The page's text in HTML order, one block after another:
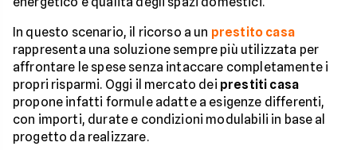
In questo scenario, il ricorso a un prestito casa
rappresenta una soluzione sempre più utilizzata per
affrontare le spese senza intaccare completamente i
propri risparmi. Oggi il mercato dei prestiti casa
propone infatti formule adatte a esigenze differenti,
con importi, durate e condizioni modulabili in base al
progetto da realizzare.